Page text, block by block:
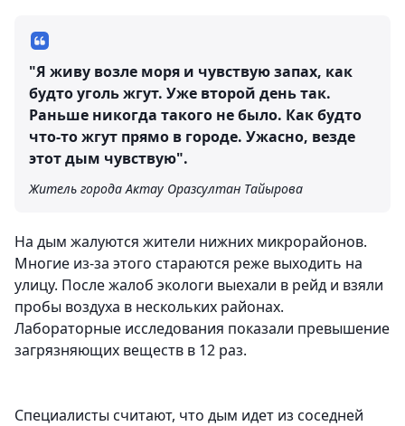
"Я живу возле моря и чувствую запах, как
будто уголь жгут. Уже второй день так.
Раньше никогда такого не было. Как будто
что-то жгут прямо в городе. Ужасно, везде
этот дым чувствую".
Житель города Актау Оразсултан Тайырова
На дым жалуются жители нижних микрорайонов.
Многие из-за этого стараются реже выходить на
улицу. После жалоб экологи выехали в рейд и взяли
пробы воздуха в нескольких районах.
Лабораторные исследования показали превышение
загрязняющих веществ в 12 раз.
Специалисты считают, что дым идет из соседней